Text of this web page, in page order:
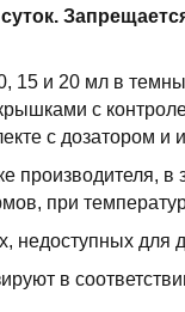
15 и 20 мл в
с
с дозатором и
производителя,
при
недоступных для
в